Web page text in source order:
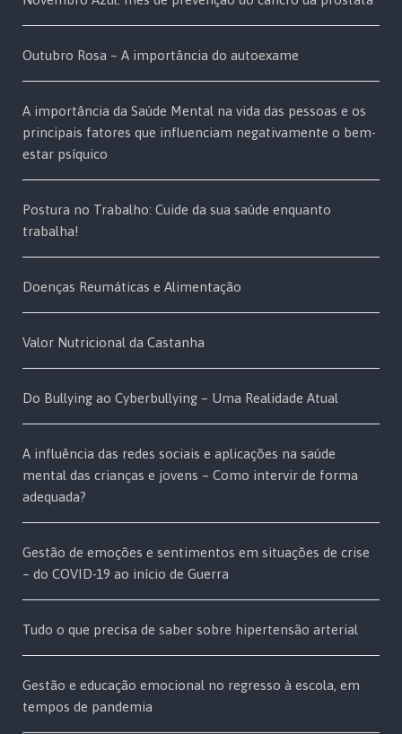
Outubro Rosa – A importância do autoexame
A importância da Saúde Mental na vida das pessoas e os
principais fatores que influenciam negativamente o bem-
estar psíquico
Postura no Trabalho: Cuide da sua saúde enquanto
trabalha!
Doenças Reumáticas e Alimentação
Valor Nutricional da Castanha
Do Bullying ao Cyberbullying – Uma Realidade Atual
A influência das redes sociais e aplicações na saúde
mental das crianças e jovens – Como intervir de forma
adequada?
Gestão de emoções e sentimentos em situações de crise
– do COVID-19 ao início de Guerra
Tudo o que precisa de saber sobre hipertensão arterial
Gestão e educação emocional no regresso à escola, em
tempos de pandemia